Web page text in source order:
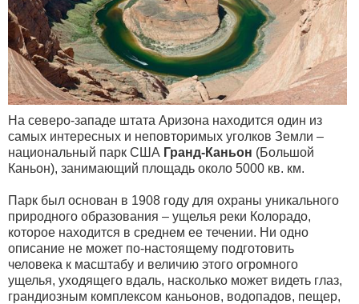
На северо-западе штата Аризона находится один из
самых интересных и неповторимых уголков Земли –
национальный парк США Гранд-Каньон (Большой
Каньон), занимающий площадь около 5000 кв. км.
Парк был основан в 1908 году для охраны уникального
природного образования – ущелья реки Колорадо,
которое находится в среднем ее течении. Ни одно
описание не может по-настоящему подготовить
человека к масштабу и величию этого огромного
ущелья, уходящего вдаль, насколько может видеть глаз,
грандиозным комплексом каньонов, водопадов, пещер,